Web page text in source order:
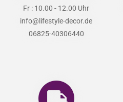
Fr : 10.00 - 12.00 Uhr
info@lifestyle-decor.de
06825-40306440